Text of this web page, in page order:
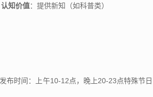
认知价值：提供新知（如科普类）
布时间：上午10-12点，晚上20-23点特殊节日